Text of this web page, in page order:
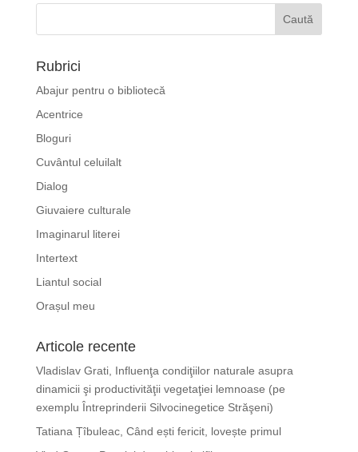
Rubrici
Abajur pentru o bibliotecă
Acentrice
Bloguri
Cuvântul celuilalt
Dialog
Giuvaiere culturale
Imaginarul literei
Intertext
Liantul social
Orașul meu
Articole recente
Vladislav Grati, Influenţa condiţiilor naturale asupra
dinamicii şi productivităţii vegetaţiei lemnoase (pe
exemplu Întreprinderii Silvocinegetice Străşeni)
Tatiana Țîbuleac, Când ești fericit, lovește primul